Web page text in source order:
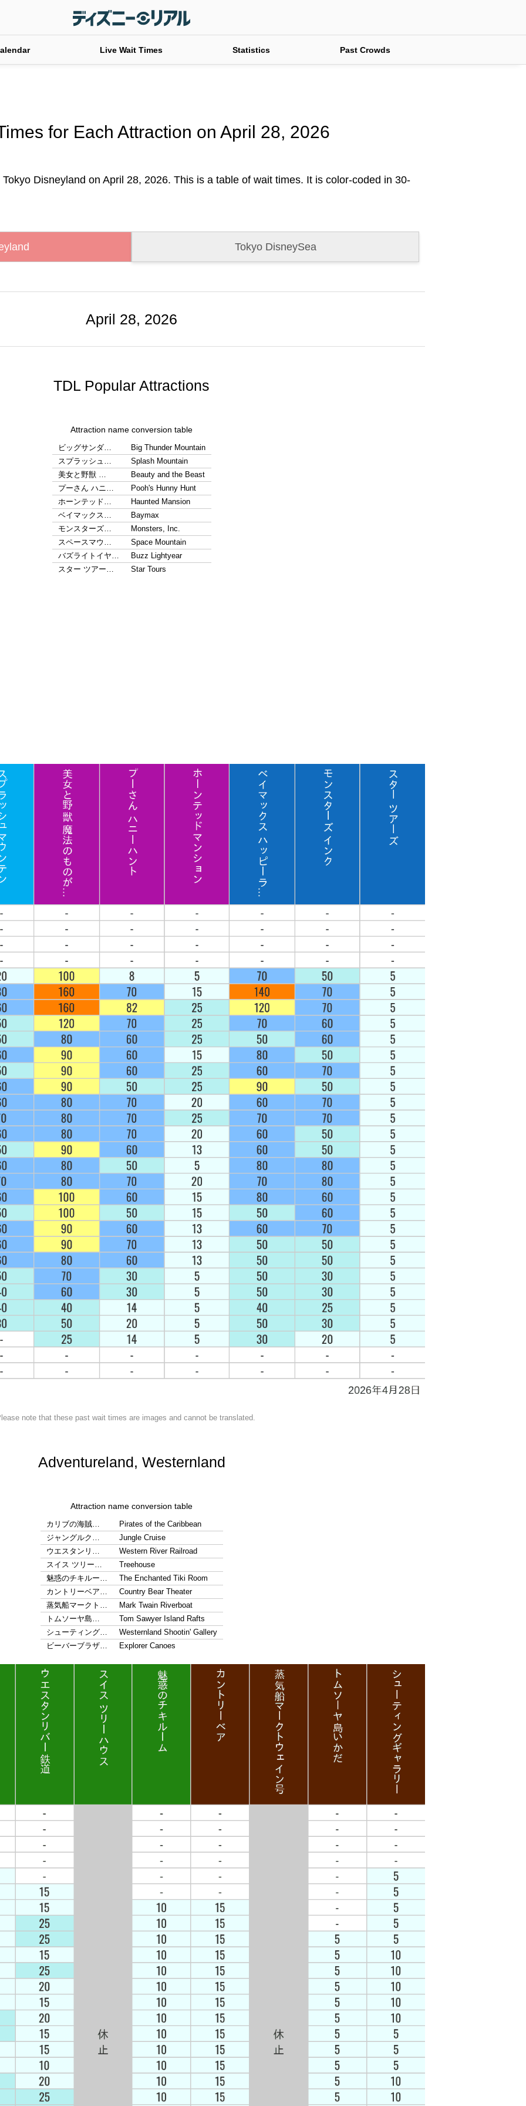
Live Wait Times Statistics Past Crowds
for Each Attraction on April 28, 2026
Disneyland on April 28, 2026. This is a table of wait times. It is color-coded in 30-
Tokyo DisneySea
April 28, 2026
TDL Popular Attractions
Attraction name conversion table
ビッグサンダ…
Big Thunder Mountain
スプラッシュ…
Splash Mountain
美女と野獣 …
Beauty and the Beast
プーさん ハニ…
Pooh's Hunny Hunt
ホーンテッド…
Haunted Mansion
ベイマックス…
Baymax
モンスターズ…
Monsters, Inc.
スペースマウ…
Space Mountain
バズライトイヤ…
Buzz Lightyear
スター ツアー…
Star Tours
note that these past wait times are images and cannot be translated.
Adventureland, Westernland
Attraction name conversion table
カリブの海賊…
Pirates of the Caribbean
ジャングルク…
Jungle Cruise
ウエスタンリ…
Western River Railroad
スイス ツリー…
Treehouse
魅惑のチキルー…
The Enchanted Tiki Room
カントリーベア…
Country Bear Theater
蒸気船マークト…
Mark Twain Riverboat
トムソーヤ島…
Tom Sawyer Island Rafts
シューティング…
Westernland Shootin' Gallery
ビーバーブラザ…
Explorer Canoes